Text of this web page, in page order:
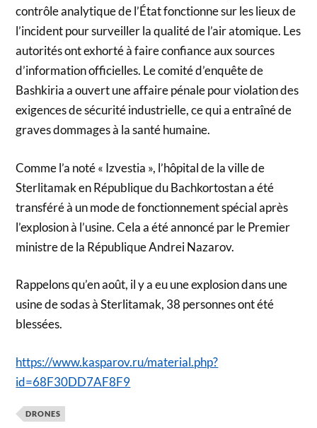
contrôle analytique de l’État fonctionne sur les lieux de
l’incident pour surveiller la qualité de l’air atomique. Les
autorités ont exhorté à faire confiance aux sources
d’information officielles. Le comité d’enquête de
Bashkiria a ouvert une affaire pénale pour violation des
exigences de sécurité industrielle, ce qui a entraîné de
graves dommages à la santé humaine.
Comme l’a noté « Izvestia », l’hôpital de la ville de
Sterlitamak en République du Bachkortostan a été
transféré à un mode de fonctionnement spécial après
l’explosion à l’usine. Cela a été annoncé par le Premier
ministre de la République Andrei Nazarov.
Rappelons qu’en août, il y a eu une explosion dans une
usine de sodas à Sterlitamak, 38 personnes ont été
blessées.
https://www.kasparov.ru/material.php?
id=68F30DD7AF8F9
DRONES